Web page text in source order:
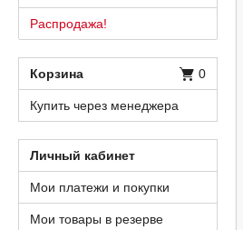
Распродажа!
Корзина 0
Купить через менеджера
Личный кабинет
Мои платежи и покупки
Мои товары в резерве